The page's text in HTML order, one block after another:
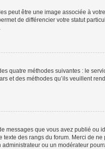
peut être une image associée à
de différencier votre statut
quatre méthodes suivantes : le
et des méthodes qu’ils veuillent
messages que vous avez publié ou
des rangs du forum. Merci de
ou un modérateur